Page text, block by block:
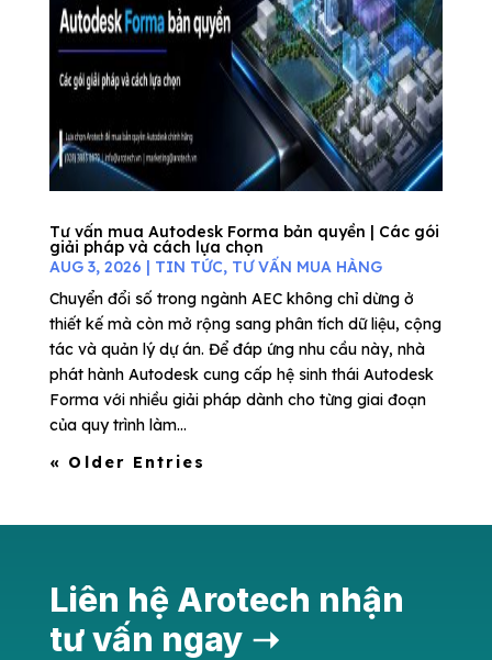
Tư vấn mua Autodesk Forma bản quyền | Các gói
giải pháp và cách lựa chọn
AUG 3, 2026 | TIN TỨC, TƯ VẤN MUA HÀNG
Chuyển đổi số trong ngành AEC không chỉ dừng ở
thiết kế mà còn mở rộng sang phân tích dữ liệu, cộng
tác và quản lý dự án. Để đáp ứng nhu cầu này, nhà
phát hành Autodesk cung cấp hệ sinh thái Autodesk
Forma với nhiều giải pháp dành cho từng giai đoạn
của quy trình làm...
« Older Entries
Liên hệ Arotech nhận
tư vấn ngay ➝